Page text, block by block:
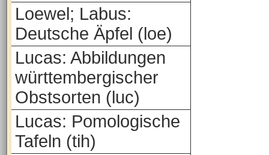
Loewel; Labus:
Deutsche Äpfel (loe)
Lucas: Abbildungen
württembergischer
Obstsorten (luc)
Lucas: Pomologische
Tafeln (tih)